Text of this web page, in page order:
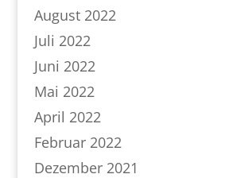
August 2022
Juli 2022
Juni 2022
Mai 2022
April 2022
Februar 2022
Dezember 2021